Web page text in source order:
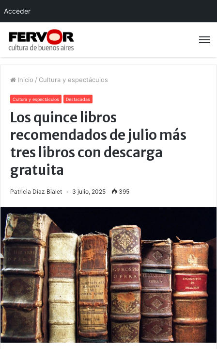
Inicio / Cultura y espectáculos
Cultura y espectáculos Destacadas
Los quince libros
recomendados de julio más
tres libros con descarga
gratuita
Patricia Díaz Bialet 3 julio, 2025 395
Acceder